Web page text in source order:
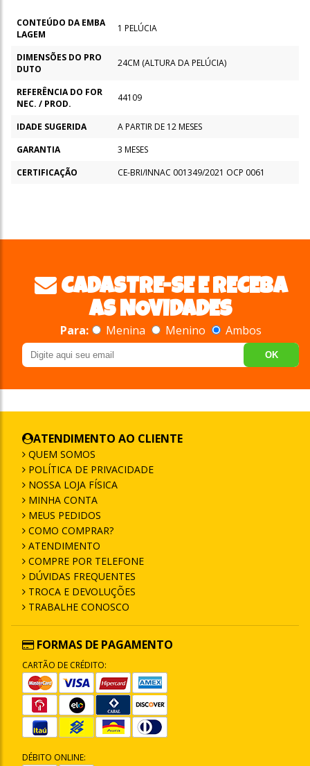
CONTEÚDO DA EMBA
LAGEM
1 PELÚCIA
DIMENSÕES DO PRO
DUTO
24CM (ALTURA DA PELÚCIA)
REFERÊNCIA DO FOR
NEC. / PROD.
44109
IDADE SUGERIDA
A PARTIR DE 12 MESES
GARANTIA
3 MESES
CERTIFICAÇÃO
CE-BRI/INNAC 001349/2021 OCP 0061
CADASTRE-SE E RECEBA
AS NOVIDADES
Para: Menina Menino Ambos
OK
ATENDIMENTO AO CLIENTE
QUEM SOMOS
POLÍTICA DE PRIVACIDADE
NOSSA LOJA FÍSICA
MINHA CONTA
MEUS PEDIDOS
COMO COMPRAR?
ATENDIMENTO
COMPRE POR TELEFONE
DÚVIDAS FREQUENTES
TROCA E DEVOLUÇÕES
TRABALHE CONOSCO
FORMAS DE PAGAMENTO
CARTÃO DE CRÉDITO:
DÉBITO ONLINE: